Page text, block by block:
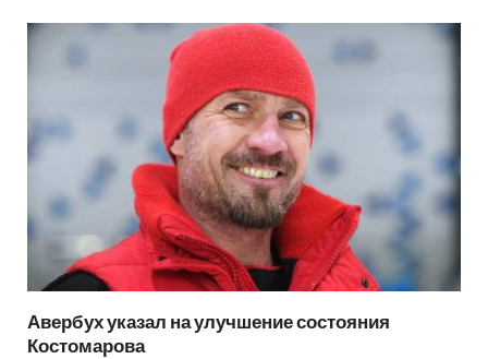
Авербух указал на улучшение состояния
Костомарова